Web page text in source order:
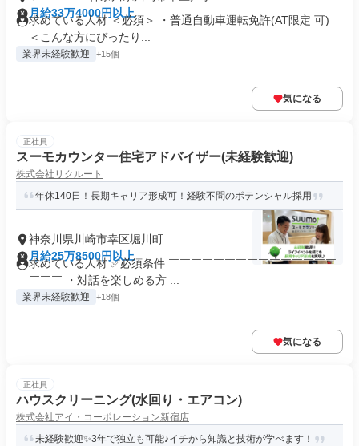
月給33万4000円以上
求めている人材 ＜必須＞ ・普通自動車運転免許(AT限定 可)
＜こんな方にぴったり...
業界未経験歓迎 +15個
気になる
正社員
スーモカウンター住宅アドバイザー(未経験歓迎)
株式会社リクルート
年休140日！長期キャリア形成可！経験不問のポテンシャル採用
神奈川県川崎市幸区堀川町
月給25万8500円以上
求めている人材 ✅必須条件 ￣￣￣￣￣￣￣￣￣￣￣￣￣￣￣
￣￣￣ ・対話を楽しめる方 ...
業界未経験歓迎 +18個
気になる
正社員
ハウスクリーニング(水回り・エアコン)
株式会社アイ・コーポレーション新宿店
未経験歓迎✨3年で独立も可能♪イチから知識と技術が学べます！